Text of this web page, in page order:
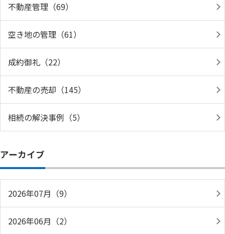
不動産管理（69）
空き地の管理（61）
成約御礼（22）
不動産の売却（145）
相続の解決事例（5）
アーカイブ
2026年07月（9）
2026年06月（2）